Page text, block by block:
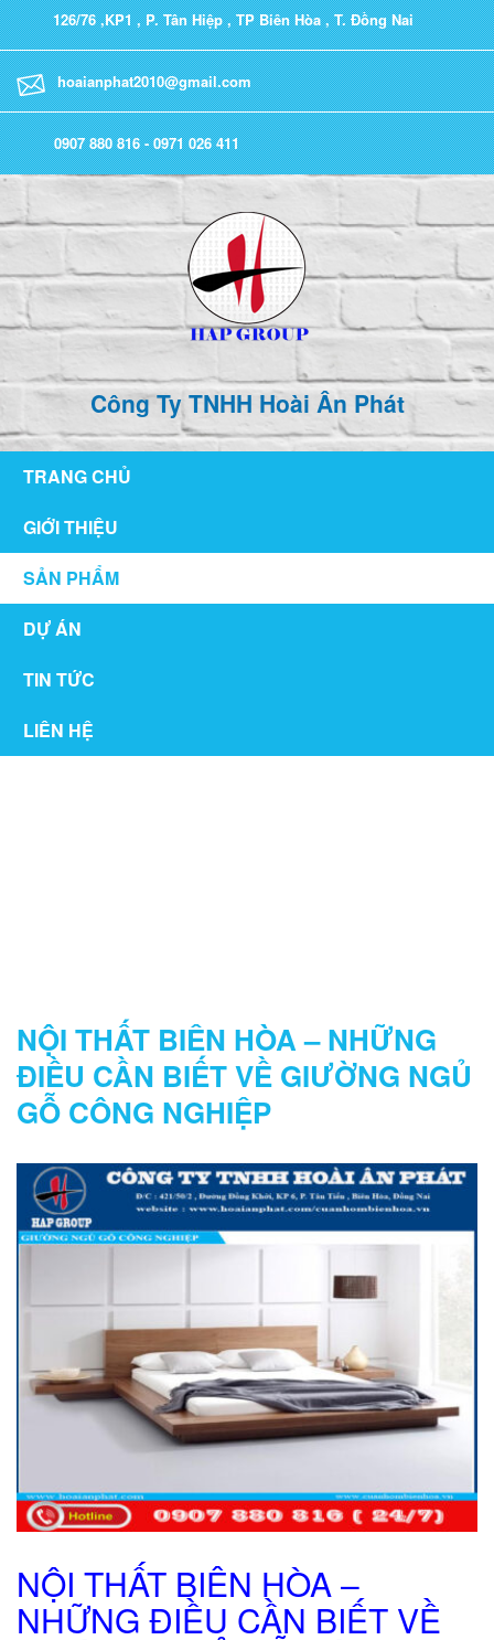
126/76 ,KP1 , P. Tân Hiệp , TP Biên Hòa , T. Đồng Nai
hoaianphat2010@gmail.com
0907 880 816 - 0971 026 411
Công Ty TNHH Hoài Ân Phát
TRANG CHỦ
GIỚI THIỆU
SẢN PHẨM
DỰ ÁN
TIN TỨC
LIÊN HỆ
NỘI THẤT BIÊN HÒA – NHỮNG
ĐIỀU CẦN BIẾT VỀ GIƯỜNG NGỦ
GỖ CÔNG NGHIỆP
NỘI THẤT BIÊN HÒA –
NHỮNG ĐIỀU CẦN BIẾT VỀ